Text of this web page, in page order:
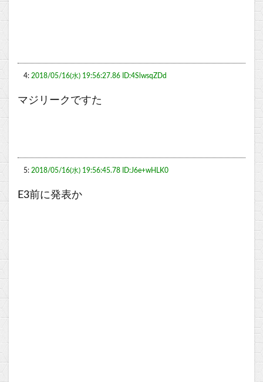
4: 2018/05/16(水) 19:56:27.86 ID:4SlwsqZDd
マジリークですた
5: 2018/05/16(水) 19:56:45.78 ID:J6e+wHLK0
E3前に発表か